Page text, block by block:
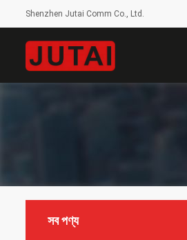
Shenzhen Jutai Comm Co., Ltd.
সব পণ্য